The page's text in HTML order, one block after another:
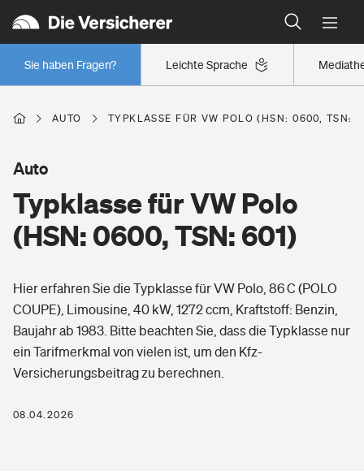
Leichte Sprache
Sie haben Fragen?
Wer versichert was: Jetzt Versicherer finden
Regionalklassen: So ist Ihre Region eingestuft
Wer versichert was: Jetzt Versicherer finden
Berufsunfähigkeitsversicherung
Erwerbsunfähigkeitsversicherung
Grundfähigkeitsversicherung
Arbeitsrechtsschutz
Berufshaftpflichtversicherung
Zur Übersicht
Wohnen
Freizeit
Pri­vate Haft­pflicht­
Gesundheit
Private Krankenversicherung
AUTO TYPKLASSE FÜR VW POLO (HSN: 0600, TSN:
Typklasse für VW Polo
(HSN: 0600, TSN: 601)
Auto
Hier erfahren Sie die Typklasse für VW Polo, 86 C (POLO
COUPE), Limousine, 40 kW, 1272 ccm, Kraftstoff: Benzin,
Baujahr ab 1983. Bitte beachten Sie, dass die Typklasse nur
ein Tarifmerkmal von vielen ist, um den Kfz-
Versicherungsbeitrag zu berechnen.
08.04.2026